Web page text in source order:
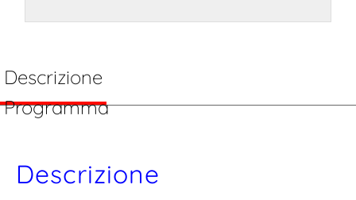
19 Dicembre 2022 - 31
Descrizione
Programma
Descrizione